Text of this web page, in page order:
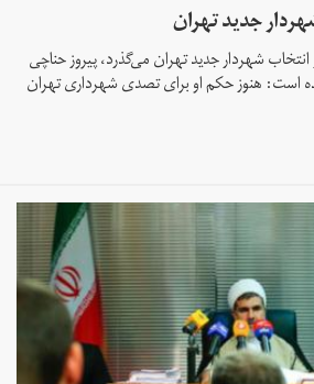
جدید تهران
شهردار جدید تهران می‌گذرد، پیروز حناچی
است: هنوز حکم او برای تصدی شهرداری تهران